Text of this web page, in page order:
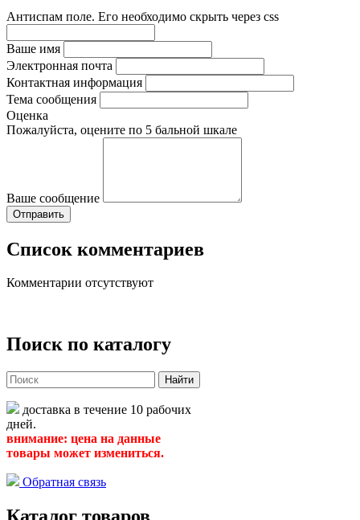
Антиспам поле. Его необходимо скрыть через css
Ваше имя
Электронная почта
Контактная информация
Тема сообщения
Оценка
Пожалуйста, оцените по 5 бальной шкале
Ваше сообщение
Список комментариев
Комментарии отсутствуют
Поиск по каталогу
Найти
доставка в течение 10 рабочих
дней.
внимание: цена на данные
товары может измениться.
Обратная связь